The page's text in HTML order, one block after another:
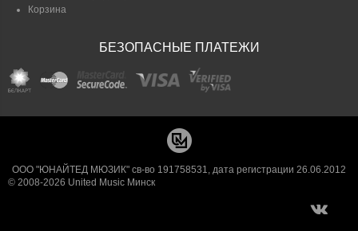
Корзина
БЕЗОПАСНЫЕ ПЛАТЕЖИ
ООО "ЮНАЙТЕД МЮЗИК" св-во 191758531, дата регистрации 26.06.2012
© 2008-2026 United Music Минск